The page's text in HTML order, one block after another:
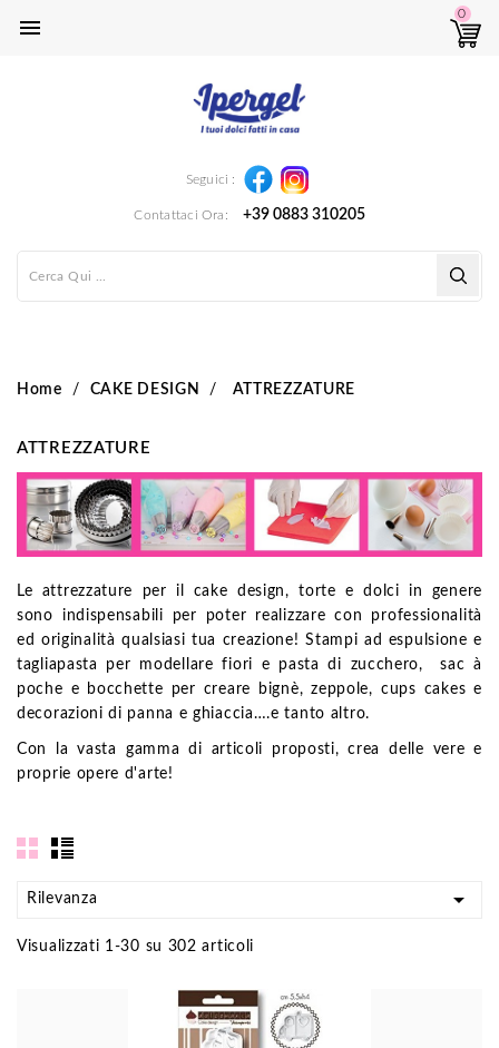

0
Seguici : Facebook
Contattaci Ora: +39 0883 310205
Home CAKE DESIGN ATTREZZATURE
ATTREZZATURE
Le attrezzature per il cake design, torte e dolci in genere
sono indispensabili per poter realizzare con professionalità
ed originalità qualsiasi tua creazione! Stampi ad espulsione e
tagliapasta per modellare fiori e pasta di zucchero, sac à
poche e bocchette per creare bignè, zeppole, cups cakes e
decorazioni di panna e ghiaccia….e tanto altro.
Con la vasta gamma di articoli proposti, crea delle vere e
proprie opere d'arte!
Rilevanza 
Visualizzati 1-30 su 302 articoli